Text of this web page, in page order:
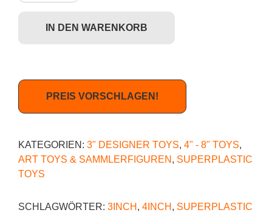
IN DEN WARENKORB
PREIS VORSCHLAGEN!
KATEGORIEN: 3" DESIGNER TOYS, 4" - 8" TOYS,
ART TOYS & SAMMLERFIGUREN , SUPERPLASTIC
TOYS
SCHLAGWÖRTER: 3INCH , 4INCH , SUPERPLASTIC